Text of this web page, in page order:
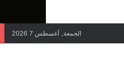
الجمعة, أغسطس 7 2026